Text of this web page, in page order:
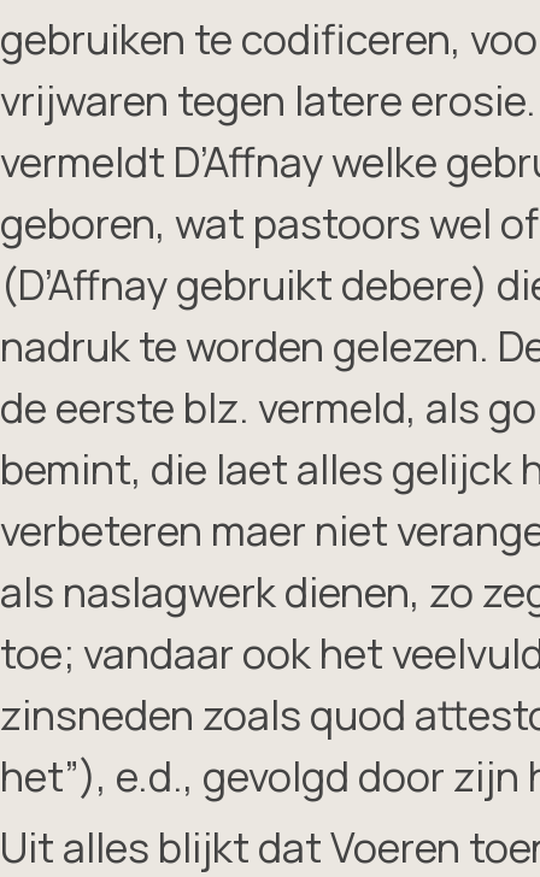
gebruiken te codificeren,
vrijwaren tegen latere
vermeldt D’Affnay welke
geboren, wat pastoors wel
(D’Affnay gebruikt debere)
nadruk te worden gelezen.
de eerste blz. vermeld, als
bemint, die laet alles gelijck
verbeteren maer niet
als naslagwerk dienen, zo
toe; vandaar ook het
zinsneden zoals quod
het”), e.d., gevolgd door
Uit alles blijkt dat Voeren